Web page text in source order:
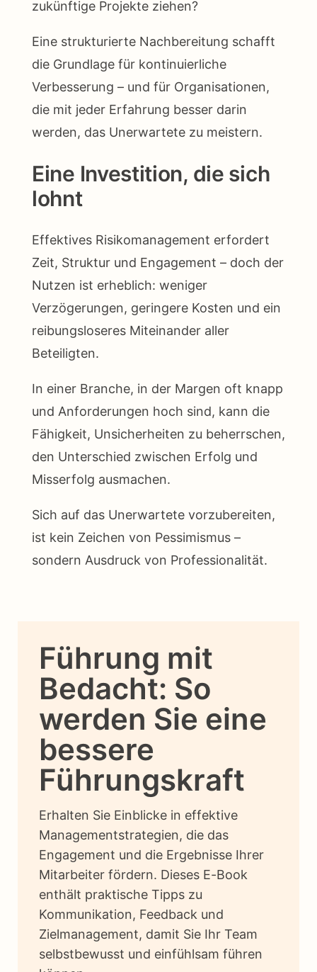
zukünftige Projekte ziehen?
Eine strukturierte Nachbereitung schafft
die Grundlage für kontinuierliche
Verbesserung – und für Organisationen,
die mit jeder Erfahrung besser darin
werden, das Unerwartete zu meistern.
Eine Investition, die sich
lohnt
Effektives Risikomanagement erfordert
Zeit, Struktur und Engagement – doch der
Nutzen ist erheblich: weniger
Verzögerungen, geringere Kosten und ein
reibungsloseres Miteinander aller
Beteiligten.
In einer Branche, in der Margen oft knapp
und Anforderungen hoch sind, kann die
Fähigkeit, Unsicherheiten zu beherrschen,
den Unterschied zwischen Erfolg und
Misserfolg ausmachen.
Sich auf das Unerwartete vorzubereiten,
ist kein Zeichen von Pessimismus –
sondern Ausdruck von Professionalität.
Führung mit
Bedacht: So
werden Sie eine
bessere
Führungskraft
Erhalten Sie Einblicke in effektive
Managementstrategien, die das
Engagement und die Ergebnisse Ihrer
Mitarbeiter fördern. Dieses E-Book
enthält praktische Tipps zu
Kommunikation, Feedback und
Zielmanagement, damit Sie Ihr Team
selbstbewusst und einfühlsam führen